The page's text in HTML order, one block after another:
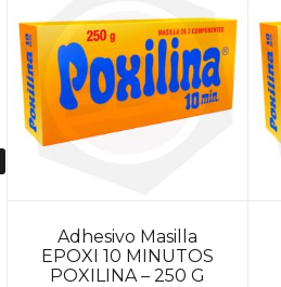
Adhesivo Masilla
EPOXI 10 MINUTOS
POXILINA – 250 G